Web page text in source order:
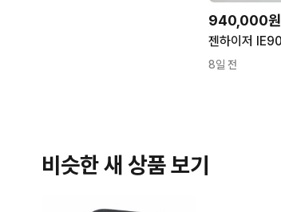
940,000원
8일 전
비슷한 새 상품 보기